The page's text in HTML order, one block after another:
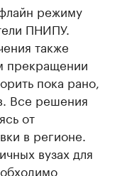
режиму
ПНИПУ.
также
прекращении
пока рано,
Все решения
от
в регионе.
вузах для